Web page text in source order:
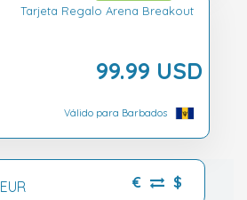
Tarjeta Regalo Arena Breakout
99.99 USD
Válido para Barbados
EUR € $